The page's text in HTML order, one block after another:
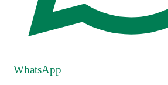
WhatsApp